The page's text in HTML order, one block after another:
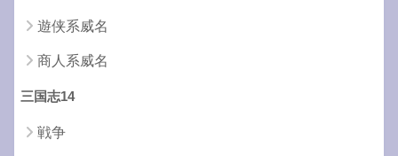
遊侠系威名
商人系威名
三国志14
戦争